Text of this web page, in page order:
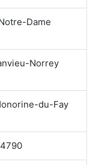
Dame
Norrey
du-Fay